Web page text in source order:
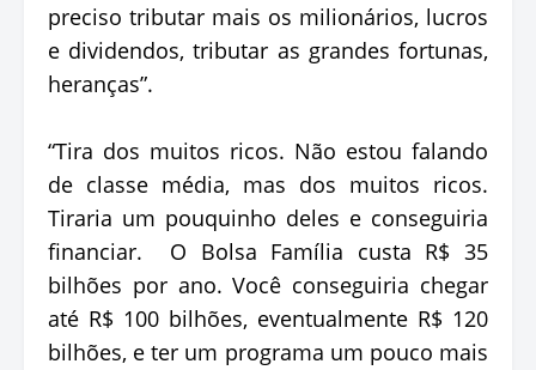
preciso tributar mais os milionários, lucros
e dividendos, tributar as grandes fortunas,
heranças”.
“Tira dos muitos ricos. Não estou falando
de classe média, mas dos muitos ricos.
Tiraria um pouquinho deles e conseguiria
financiar. O Bolsa Família custa R$ 35
bilhões por ano. Você conseguiria chegar
até R$ 100 bilhões, eventualmente R$ 120
bilhões, e ter um programa um pouco mais